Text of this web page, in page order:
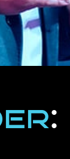
: